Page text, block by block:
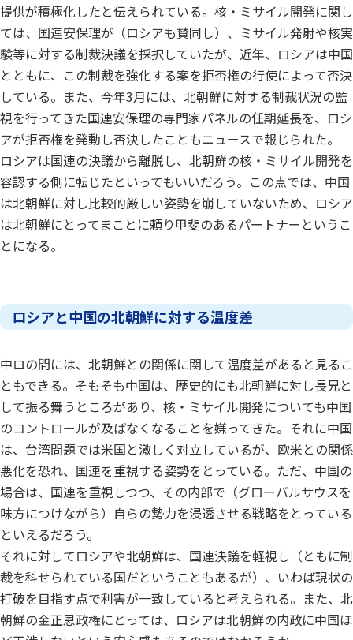
提供が積極化したと伝えられている。核・ミサイル開発に関し
ては、国連安保理が（ロシアも賛同し）、ミサイル発射や核実
験等に対する制裁決議を採択していたが、近年、ロシアは中国
とともに、この制裁を強化する案を拒否権の行使によって否決
している。また、今年3月には、北朝鮮に対する制裁状況の監
視を行ってきた国連安保理の専門家パネルの任期延長を、ロシ
アが拒否権を発動し否決したこともニュースで報じられた。
ロシアは国連の決議から離脱し、北朝鮮の核・ミサイル開発を
容認する側に転じたといってもいいだろう。この点では、中国
は北朝鮮に対し比較的厳しい姿勢を崩していないため、ロシア
は北朝鮮にとってまことに頼り甲斐のあるパートナーというこ
とになる。
ロシアと中国の北朝鮮に対する温度差
中ロの間には、北朝鮮との関係に関して温度差があると見るこ
ともできる。そもそも中国は、歴史的にも北朝鮮に対し長兄と
して振る舞うところがあり、核・ミサイル開発についても中国
のコントロールが及ばなくなることを嫌ってきた。それに中国
は、台湾問題では米国と激しく対立しているが、欧米との関係
悪化を恐れ、国連を重視する姿勢をとっている。ただ、中国の
場合は、国連を重視しつつ、その内部で（グローバルサウスを
味方につけながら）自らの勢力を浸透させる戦略をとっている
といえるだろう。
それに対してロシアや北朝鮮は、国連決議を軽視し（ともに制
裁を科せられている国だということもあるが）、いわば現状の
打破を目指す点で利害が一致していると考えられる。また、北
朝鮮の金正恩政権にとっては、ロシアは北朝鮮の内政に中国ほ